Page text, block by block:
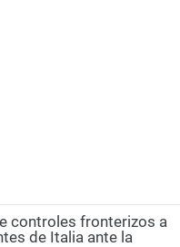
controles fronterizos a
de Italia ante la